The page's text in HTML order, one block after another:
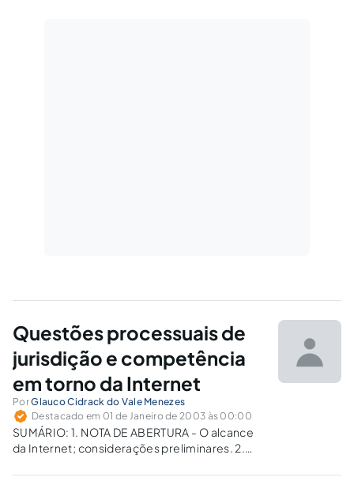
Questões processuais de
jurisdição e competência
em torno da Internet
PorGlauco Cidrack do Vale Menezes
Destacado em 01 de Janeiro de 2003 às 00:00
SUMÁRIO: 1. NOTA DE ABERTURA - O alcance
da Internet; considerações preliminares. 2.